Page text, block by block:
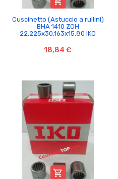
Cuscinetto (Astuccio a rullini)
BHA 1410 ZOH
22.225x30.163x15.80 IKO
18,84 €
